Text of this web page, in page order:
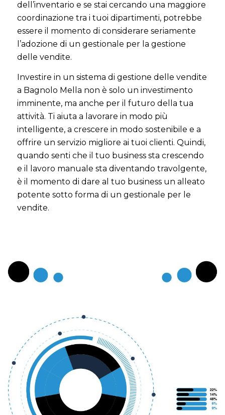
dell’inventario e se stai cercando una maggiore
coordinazione tra i tuoi dipartimenti, potrebbe
essere il momento di considerare seriamente
l’adozione di un gestionale per la gestione
delle vendite.
Investire in un sistema di gestione delle vendite
a Bagnolo Mella non è solo un investimento
imminente, ma anche per il futuro della tua
attività. Ti aiuta a lavorare in modo più
intelligente, a crescere in modo sostenibile e a
offrire un servizio migliore ai tuoi clienti. Quindi,
quando senti che il tuo business sta crescendo
e il lavoro manuale sta diventando travolgente,
è il momento di dare al tuo business un alleato
potente sotto forma di un gestionale per le
vendite.